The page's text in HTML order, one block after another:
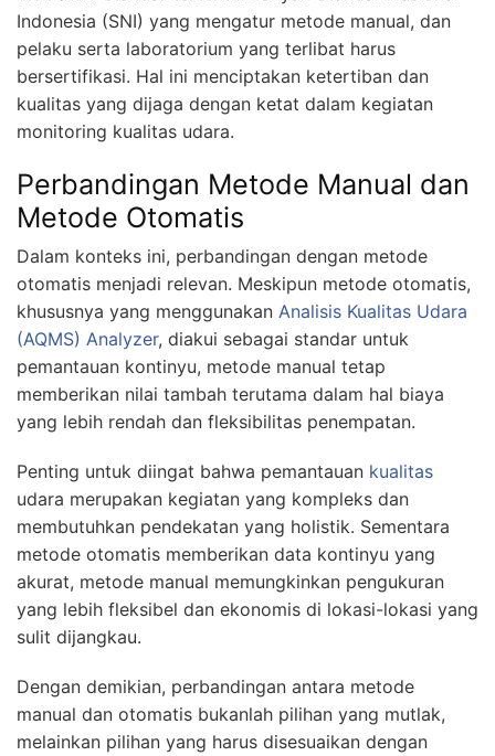
Indonesia (SNI) yang mengatur metode manual, dan
pelaku serta laboratorium yang terlibat harus
bersertifikasi. Hal ini menciptakan ketertiban dan
kualitas yang dijaga dengan ketat dalam kegiatan
monitoring kualitas udara.
Perbandingan Metode Manual dan
Metode Otomatis
Dalam konteks ini, perbandingan dengan metode
otomatis menjadi relevan. Meskipun metode otomatis,
khususnya yang menggunakan Analisis Kualitas Udara
(AQMS) Analyzer, diakui sebagai standar untuk
pemantauan kontinyu, metode manual tetap
memberikan nilai tambah terutama dalam hal biaya
yang lebih rendah dan fleksibilitas penempatan.
Penting untuk diingat bahwa pemantauan kualitas
udara merupakan kegiatan yang kompleks dan
membutuhkan pendekatan yang holistik. Sementara
metode otomatis memberikan data kontinyu yang
akurat, metode manual memungkinkan pengukuran
yang lebih fleksibel dan ekonomis di lokasi-lokasi yang
sulit dijangkau.
Dengan demikian, perbandingan antara metode
manual dan otomatis bukanlah pilihan yang mutlak,
melainkan pilihan yang harus disesuaikan dengan